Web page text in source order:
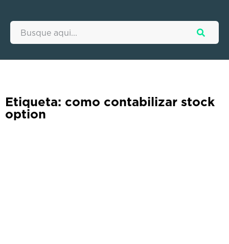
Etiqueta: como contabilizar stock
option